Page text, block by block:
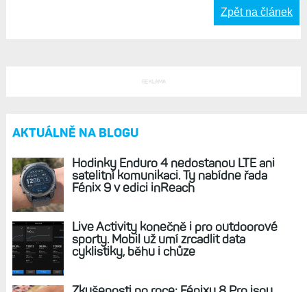
Zpět na článek
REKLAMA